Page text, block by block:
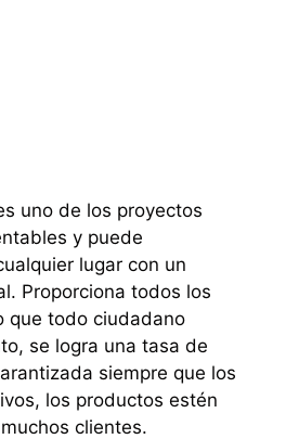
uno de los proyectos
y puede
lugar con un
Proporciona todos los
que todo ciudadano
se logra una tasa de
siempre que los
los productos estén
clientes.